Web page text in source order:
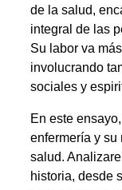
de la salud,
integral de las
Su labor va
involucrando
sociales y
En este
enfermería y su
salud.
historia, desde